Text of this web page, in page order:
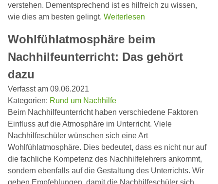
verstehen. Dementsprechend ist es hilfreich zu wissen,
wie dies am besten gelingt. Weiterlesen
Wohlfühlatmosphäre beim
Nachhilfeunterricht: Das gehört
dazu
Verfasst am 09.06.2021
Kategorien: Rund um Nachhilfe
Beim Nachhilfeunterricht haben verschiedene Faktoren
Einfluss auf die Atmosphäre im Unterricht. Viele
Nachhilfeschüler wünschen sich eine Art
Wohlfühlatmosphäre. Dies bedeutet, dass es nicht nur auf
die fachliche Kompetenz des Nachhilfelehrers ankommt,
sondern ebenfalls auf die Gestaltung des Unterrichts. Wir
geben Empfehlungen, damit die Nachhilfeschüler sich